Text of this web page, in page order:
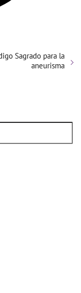
Sagrado para la
aneurisma